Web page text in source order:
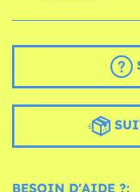
BESOIN D'AIDE ?: